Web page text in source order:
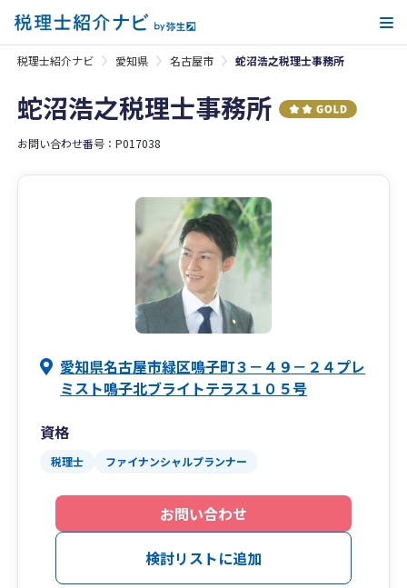
税理士紹介ナビ 愛知県 名古屋市 蛇沼浩之税理士事務所
蛇沼浩之税理士事務所
お問い合わせ番号：P017038
愛知県名古屋市緑区鳴子町３－４９－２４プレ
ミスト鳴子北ブライトテラス１０５号
資格
税理士 ファイナンシャルプランナー
お問い合わせ
検討リストに追加